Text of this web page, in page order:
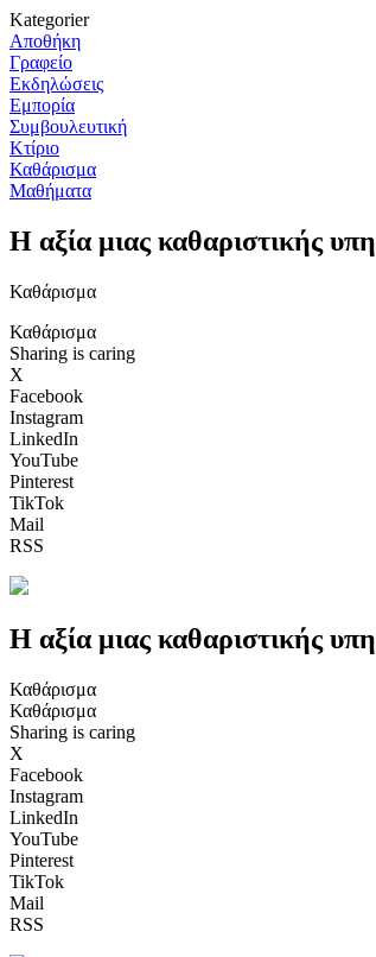
Kategorier
Αποθήκη
Γραφείο
Εκδηλώσεις
Εμπορία
Συμβουλευτική
Κτίριο
Καθάρισμα
Μαθήματα
Η αξία μιας καθαριστικής
Καθάρισμα
Καθάρισμα
Sharing is caring
X
Facebook
Instagram
LinkedIn
YouTube
Pinterest
TikTok
Mail
RSS
Η αξία μιας καθαριστικής
Καθάρισμα
Καθάρισμα
Sharing is caring
X
Facebook
Instagram
LinkedIn
YouTube
Pinterest
TikTok
Mail
RSS